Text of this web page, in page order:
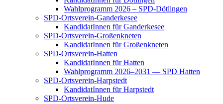
Wahl­pro­gramm 2026 – SPD-Döt­lin­gen
SPD-Orts­­ver­­ein-Gan­­der­ke­­see
Kan­di­da­tIn­nen für Gan­der­ke­see
SPD-Orts­­ver­­ein-Gro­ß­en­k­ne­­ten
Kan­di­da­tIn­nen für Groß­enkne­ten
SPD-Orts­­ver­­ein-Hat­­ten
Kan­di­da­tIn­nen für Hat­ten
Wahl­pro­gramm 2026–2031 — SPD Hat­ten
SPD-Orts­­ver­­ein-Har­p­s­tedt
Kan­di­da­tIn­nen für Harp­s­tedt
SPD-Orts­­ver­­ein-Hude